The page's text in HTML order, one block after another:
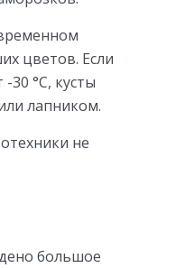
цветов. Если
30 °С, кусты
лапником.
не
большое